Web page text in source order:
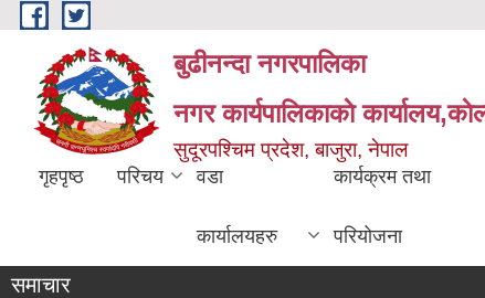
Skip to main content
बुढीनन्दा नगरपालिका
नगर कार्यपालिकाकाे
सुदूरपश्चिम प्रदेश, बाजुरा, नेपाल
गृहपृष्ठ परिचय वडा
कार्यालयहरु
कार्यक्रम तथा
परियोजना
समाचार